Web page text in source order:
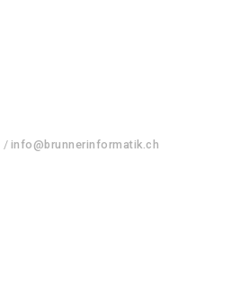
/ info@brunnerinformatik.ch